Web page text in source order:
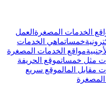
الخدمات المصغرة العمل
خمساتماهي الخدمات
مواقع الخدمات المصغرة
مثل خمساتموقع الحريفة
مقابل المالموقع سريع